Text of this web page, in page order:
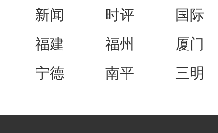
新闻 时评
国际
福建
福州
厦门
宁德
南平 三明